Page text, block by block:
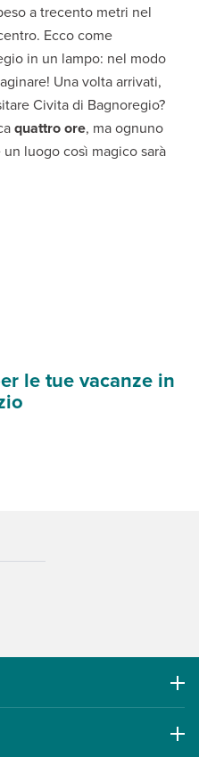
a trecento metri nel
Ecco come
in un lampo: nel modo
Una volta arrivati,
Civita di Bagnoregio?
quattro ore, ma ognuno
luogo così magico sarà
le tue vacanze in